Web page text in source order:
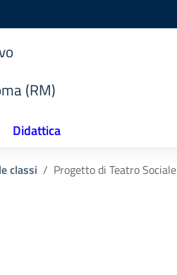
(RM)
Didattica
classi Progetto di Teatro Sociale